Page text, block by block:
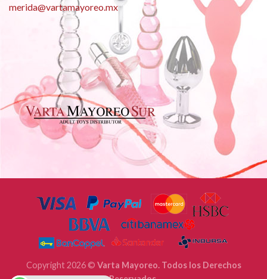
merida@vartamayoreo.mx
Copyright 2026 © Varta Mayoreo. Todos los Derechos